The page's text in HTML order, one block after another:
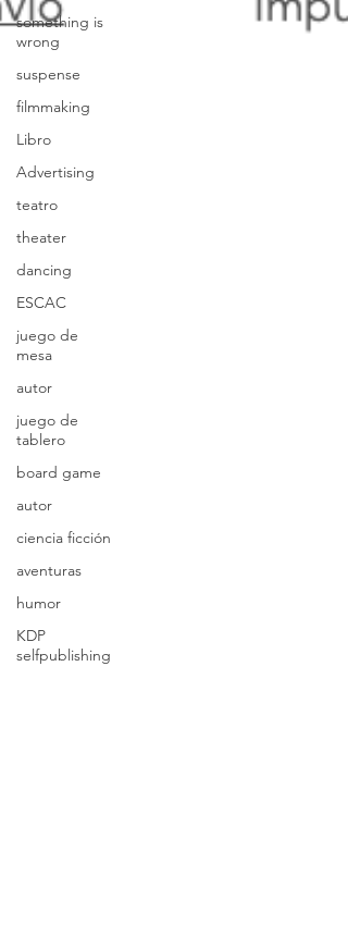
something is
wrong
suspense
filmmaking
Libro
Advertising
teatro
theater
dancing
ESCAC
juego de
mesa
autor
juego de
tablero
board game
autor
ciencia ficción
aventuras
humor
KDP
selfpublishing